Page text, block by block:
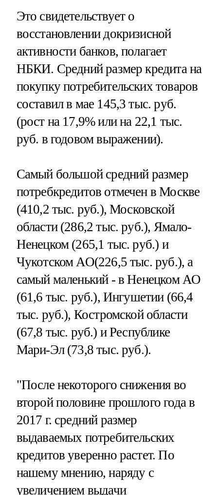
Это свидетельствует о
восстановлении докризисной
активности банков, полагает
НБКИ. Средний размер кредита на
покупку потребительских товаров
составил в мае 145,3 тыс. руб.
(рост на 17,9% или на 22,1 тыс.
руб. в годовом выражении).
Самый большой средний размер
потребкредитов отмечен в Москве
(410,2 тыс. руб.), Московской
области (286,2 тыс. руб.), Ямало-
Ненецком (265,1 тыс. руб.) и
Чукотском АО(226,5 тыс. руб.), а
самый маленький - в Ненецком АО
(61,6 тыс. руб.), Ингушетии (66,4
тыс. руб.), Костромской области
(67,8 тыс. руб.) и Республике
Мари-Эл (73,8 тыс. руб.).
"После некоторого снижения во
второй половине прошлого года в
2017 г. средний размер
выдаваемых потребительских
кредитов уверенно растет. По
нашему мнению, наряду с
увеличением выдачи